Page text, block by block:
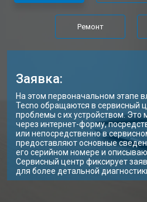
Ремонт цепи питания
Замена USB порта
Замена микрофона
Прошивка BIOS ноутбука Tecno
Замена северного моста
Ремонт петель ноутбука Tecno
Ремонт
Заявка:
На этом первоначальном этапе
Tecno обращаются в сервисный
проблемы с их устройством. Это
через интернет-форму,
или непосредственно в
предоставляют основные
его серийном номере и
Сервисный центр фиксирует
для более детальной